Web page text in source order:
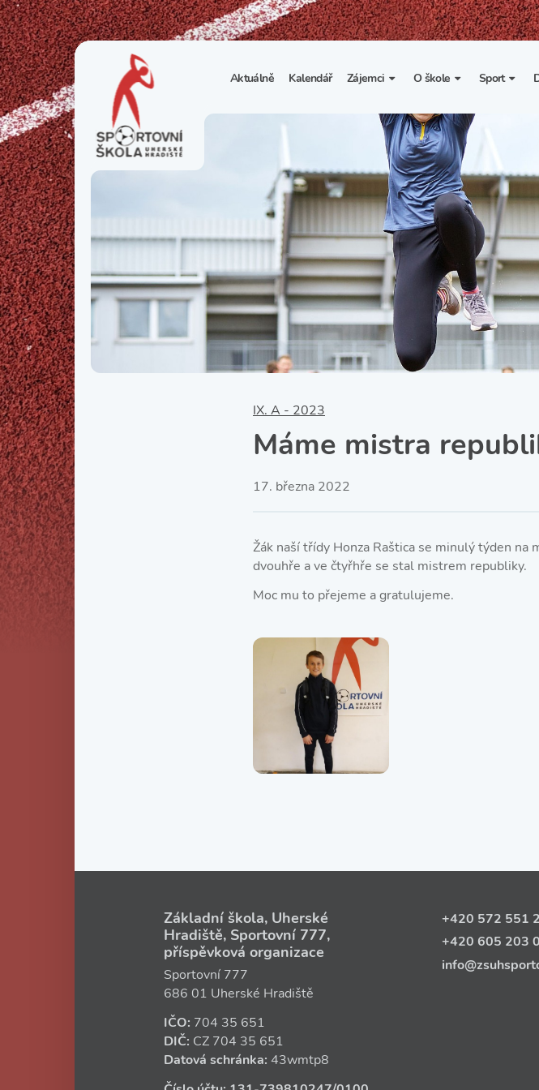
Aktuálně Kalendář Zájemci
1. třída
Sportovní třídy
Nesportovní třídy
O škole
Základní informace
Organizace školního roku
Výuka a učební plán
Zájmové kroužky
Školní poradenské
pracoviště
Školní psycholožka
Školská rada
SRPŠ – Spolek rodičů a
Sport
kluby
Školní
Tělesná
IX. A - 2023
Máme mistra
17. března 2022
Žák naší třídy Honza Raštica se minulý týden
dvouhře a ve čtyřhře se stal mistrem republiky.
Moc mu to přejeme a gratulujeme.
Základní škola, Uherské
Hradiště, Sportovní 777,
příspěvková organizace
Sportovní 777
686 01 Uherské Hradiště
IČO: 704 35 651
DIČ: CZ 704 35 651
Datová schránka: 43wmtp8
+420 572 551
+420 605 203